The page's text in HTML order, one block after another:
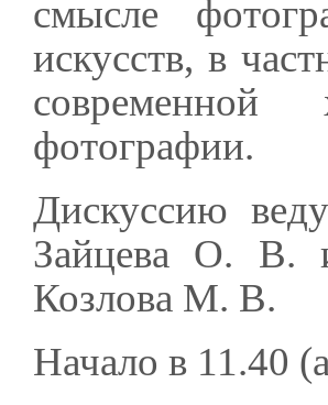
смысле
искусств, в
современной
фотографии.
Дискуссию
Зайцева О. В.
Козлова М. В.
Начало в 11.40